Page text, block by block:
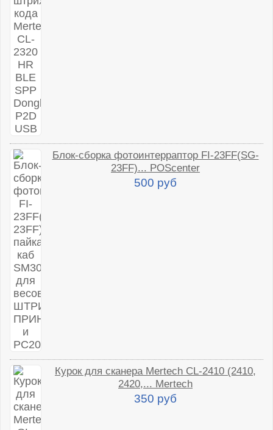
Блок-сборка фотоинтерраптор FI-23FF(SG-
23FF)... POScenter
500 руб
Курок для сканера Mertech CL-2410 (2410,
2420,... Mertech
350 руб